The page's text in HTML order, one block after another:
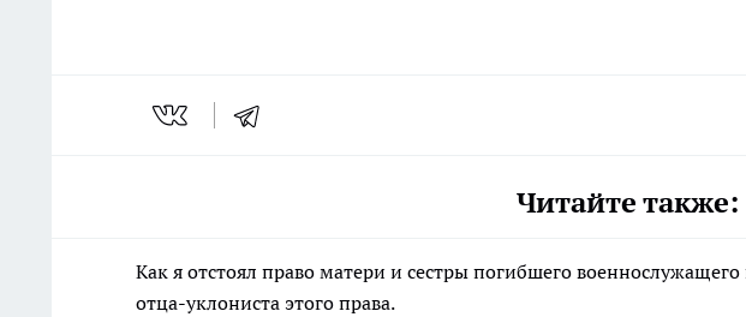
Читайте также:
Как я отстоял право матери и сестры погибшего
отца-уклониста этого права.